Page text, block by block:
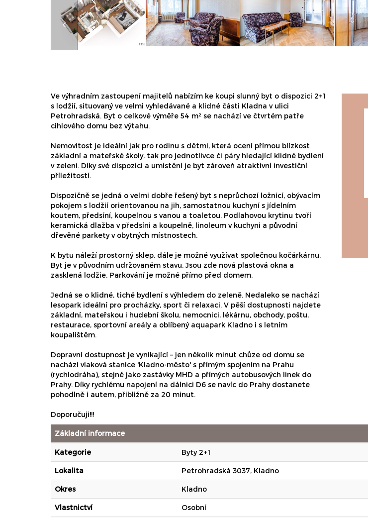
Ve výhradním zastoupení majitelů nabízím ke koupi slunný byt o dispozici 2+1
s lodžií, situovaný ve velmi vyhledávané a klidné části Kladna v ulici
Petrohradská. Byt o celkové výměře 54 m² se nachází ve čtvrtém patře
cihlového domu bez výtahu.
Nemovitost je ideální jak pro rodinu s dětmi, která ocení přímou blízkost
základní a mateřské školy, tak pro jednotlivce či páry hledající klidné bydlení
v zeleni. Díky své dispozici a umístění je byt zároveň atraktivní investiční
příležitostí.
Dispozičně se jedná o velmi dobře řešený byt s neprůchozí ložnicí, obývacím
pokojem s lodžií orientovanou na jih, samostatnou kuchyní s jídelním
koutem, předsíní, koupelnou s vanou a toaletou. Podlahovou krytinu tvoří
keramická dlažba v předsíni a koupelně, linoleum v kuchyni a původní
dřevěné parkety v obytných místnostech.
K bytu náleží prostorný sklep, dále je možné využívat společnou kočárkárnu.
Byt je v původním udržovaném stavu. Jsou zde nová plastová okna a
zasklená lodžie. Parkování je možné přímo před domem.
Jedná se o klidné, tiché bydlení s výhledem do zeleně. Nedaleko se nachází
lesopark ideální pro procházky, sport či relaxaci. V pěší dostupnosti najdete
základní, mateřskou i hudební školu, nemocnici, lékárnu, obchody, poštu,
restaurace, sportovní areály a oblíbený aquapark Kladno i s letním
koupalištěm.
Dopravní dostupnost je vynikající – jen několik minut chůze od domu se
nachází vlaková stanice 'Kladno-město' s přímým spojením na Prahu
(rychlodráha), stejně jako zastávky MHD a přímých autobusových linek do
Prahy. Díky rychlému napojení na dálnici D6 se navíc do Prahy dostanete
pohodlně i autem, přibližně za 20 minut.
Doporučuji!!!
Základní informace
Kategorie Byty 2+1
Lokalita Petrohradská 3037, Kladno
Okres Kladno
Vlastnictví Osobní